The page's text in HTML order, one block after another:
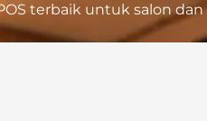
terbaik untuk salon